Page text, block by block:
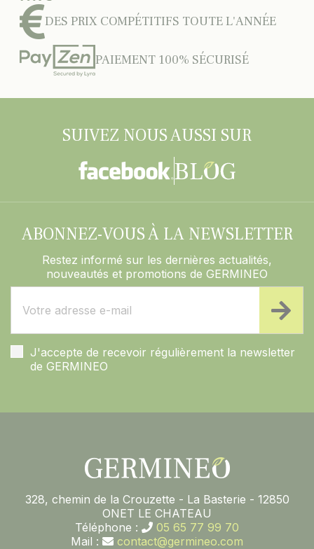
DES PRIX COMPÉTITIFS TOUTE L'ANNÉE
PAIEMENT 100% SÉCURISÉ
SUIVEZ NOUS AUSSI SUR
ABONNEZ-VOUS À LA NEWSLETTER
Restez informé sur les dernières actualités,
nouveautés et promotions de GERMINEO
J'accepte de recevoir régulièrement la newsletter
de GERMINEO
328, chemin de la Crouzette - La Basterie - 12850
ONET LE CHATEAU
Téléphone :
05 65 77 99 70
Mail :
contact@germineo.com